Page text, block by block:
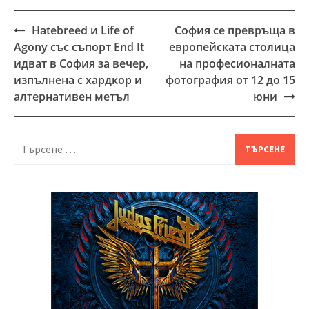
Post
navigation
Hatebreed и Life of
Agony със съпорт End It
идват в София за вечер,
изпълнена с хардкор и
алтернативен метъл
София се превръща в
европейската столица
на професионалната
фотография от 12 до 15
юни
Търсене